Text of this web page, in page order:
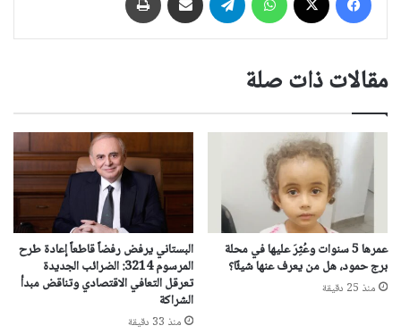
مقالات ذات صلة
عمرها 5 سنوات وعُثِرَ عليها في محلة
برج حمود، هل من يعرف عنها شيئًا؟
منذ 25 دقيقة
البستاني يرفض رفضاً قاطعاً إعادة طرح
المرسوم 3214: الضرائب الجديدة
تعرقل التعافي الاقتصادي وتناقض مبدأ
الشراكة
منذ 33 دقيقة